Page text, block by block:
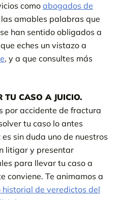
como abogados de
las amables palabras que
han sentido obligados a
eches un vistazo a
, y a que consultes más
TU CASO A JUICIO.
por accidente de fractura
tu caso lo antes
sin duda uno de nuestros
litigar y presentar
para llevar tu caso a
conviene. Te animamos a
historial de veredictos del